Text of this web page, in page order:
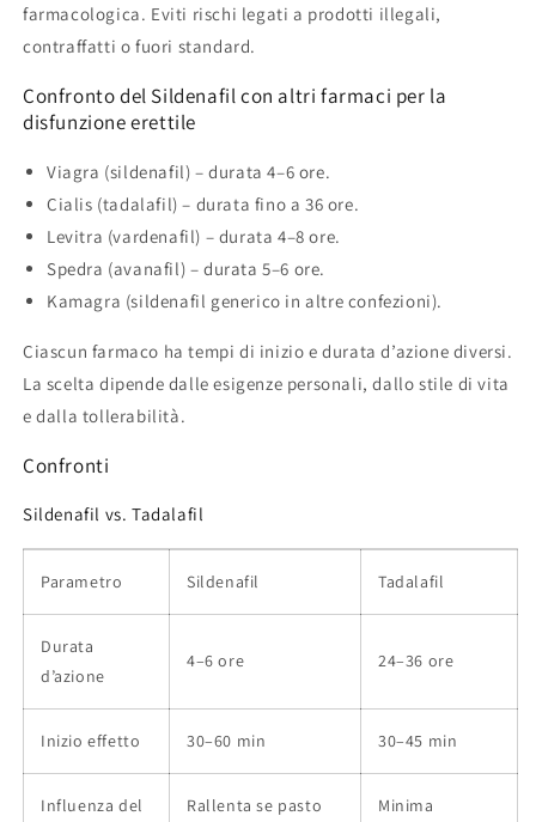
farmacologica. Eviti rischi legati a prodotti illegali,
contraffatti o fuori standard.
Confronto del Sildenafil con altri farmaci per la
disfunzione erettile
Viagra (sildenafil) – durata 4–6 ore.
Cialis (tadalafil) – durata fino a 36 ore.
Levitra (vardenafil) – durata 4–8 ore.
Spedra (avanafil) – durata 5–6 ore.
Kamagra (sildenafil generico in altre confezioni).
Ciascun farmaco ha tempi di inizio e durata d’azione diversi.
La scelta dipende dalle esigenze personali, dallo stile di vita
e dalla tollerabilità.
Confronti
Sildenafil vs. Tadalafil
Parametro Sildenafil Tadalafil
Durata
d’azione
4–6 ore 24–36 ore
Inizio effetto 30–60 min 30–45 min
Influenza del
Rallenta se pasto
Minima